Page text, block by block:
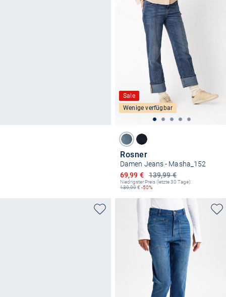
Sale
Wenige verfügbar
Rosner
Damen Jeans - Masha_152
139,99 €
Ermäßigter Preis
69,99 €
Niedrigster Preis (letzte 30 Tage):
139,99€ -50%